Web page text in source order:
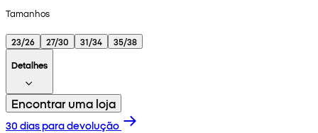
Tamanhos
23/26 27/30 31/34
35/38
Detalhes
Encontrar uma loja
30 dias para devolução